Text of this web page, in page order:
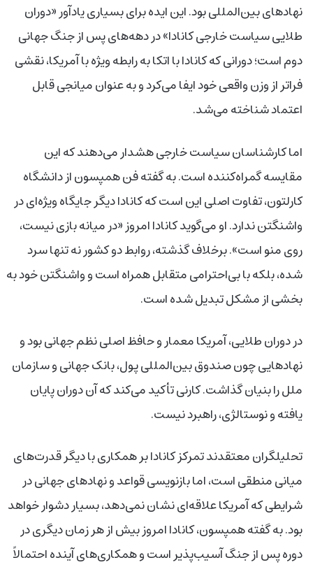
نهادهای بین‌المللی بود. این ایده برای بسیاری یادآور «دوران
طلایی سیاست خارجی کانادا» در دهه‌های پس از جنگ جهانی
دوم است؛ دورانی که کانادا با اتکا به رابطه ویژه با آمریکا، نقشی
فراتر از وزن واقعی خود ایفا می‌کرد و به عنوان میانجی قابل
اعتماد شناخته می‌شد.
اما کارشناسان سیاست خارجی هشدار می‌دهند که این
مقایسه گمراه‌کننده است. به گفته فن همپسون از دانشگاه
کارلتون، تفاوت اصلی این است که کانادا دیگر جایگاه ویژه‌ای در
واشنگتن ندارد. او می‌گوید کانادا امروز «در میانه بازی نیست،
روی منو است». برخلاف گذشته، روابط دو کشور نه تنها سرد
شده، بلکه با بی‌احترامی متقابل همراه است و واشنگتن خود به
بخشی از مشکل تبدیل شده است.
در دوران طلایی، آمریکا معمار و حافظ اصلی نظم جهانی بود و
نهادهایی چون صندوق بین‌المللی پول، بانک جهانی و سازمان
ملل را بنیان گذاشت. کارنی تأکید می‌کند که آن دوران پایان
یافته و نوستالژی، راهبرد نیست.
تحلیلگران معتقدند تمرکز کانادا بر همکاری با دیگر قدرت‌های
میانی منطقی است، اما بازنویسی قواعد و نهادهای جهانی در
شرایطی که آمریکا علاقه‌ای نشان نمی‌دهد، بسیار دشوار خواهد
بود. به گفته همپسون، کانادا امروز بیش از هر زمان دیگری در
دوره پس از جنگ آسیب‌پذیر است و همکاری‌های آینده احتمالاً